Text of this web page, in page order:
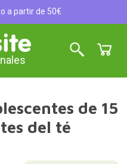
a partir de 50€
de 15
del té